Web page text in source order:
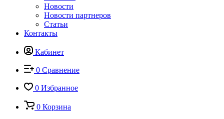
Новости
Новости партнеров
Статьи
Контакты
Кабинет
0 Сравнение
0 Избранное
0 Корзина